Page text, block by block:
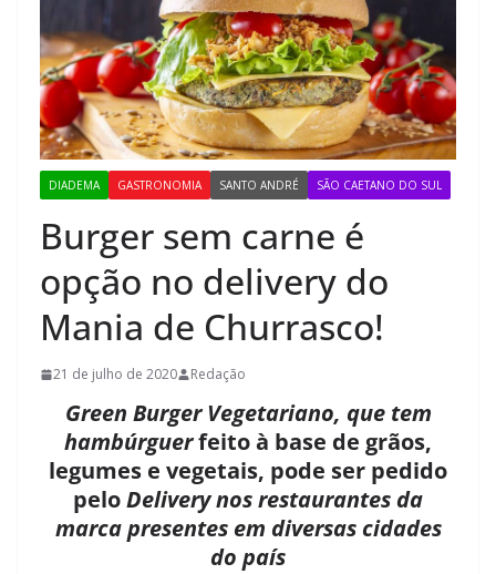
DIADEMA GASTRONOMIA SANTO ANDRÉ SÃO CAETANO DO SUL
Burger sem carne é
opção no delivery do
Mania de Churrasco!
21 de julho de 2020 Redação
Green Burger Vegetariano, que tem
hambúrguerfeito à base de grãos,
legumes e vegetais, pode ser pedido
peloDelivery nos restaurantes da
marca presentes em diversas cidades
do país